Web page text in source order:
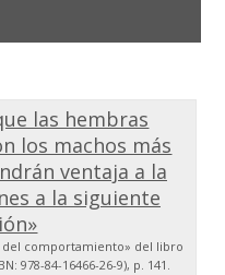
del comportamiento» del libro
978-84-16466-26-9), p. 141.